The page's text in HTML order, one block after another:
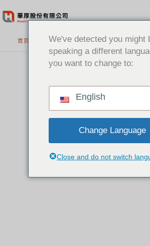
至
首頁 精選產品
We've detected you might
speaking a different
you want to change to:
English
Change Language
Close and do not switch